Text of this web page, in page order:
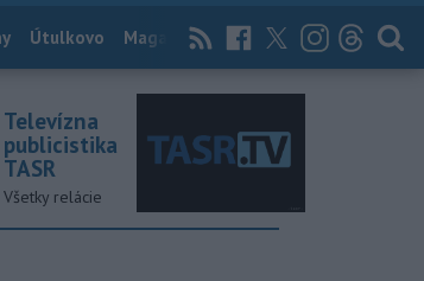
Útulkovo Magazín News Now Archív
Televízna
publicistika
TASR
Všetky relácie